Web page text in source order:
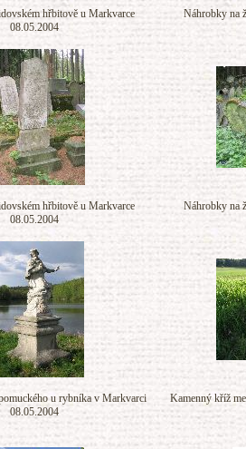
hřbitově u Markvarce
08.05.2004
Náhrobky na
hřbitově u Markvarce
08.05.2004
Náhrobky na
u rybníka v Markvarci
08.05.2004
Kamenný kříž